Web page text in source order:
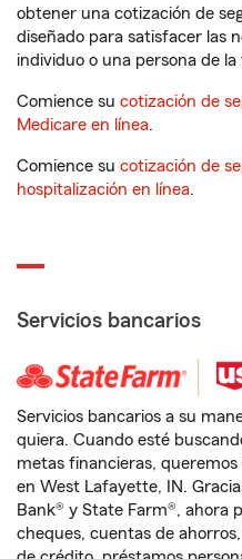
obtener una cotización de
diseñado para satisfacer las
individuo o una persona de
Comience su cotización de
Medicare en línea.
Comience su cotización de
hospitalización en línea.
Servicios bancarios
Servicios bancarios a su
quiera. Cuando esté
metas financieras,
en West Lafayette, IN.
Bank® y State Farm®, ahora
cheques, cuentas de